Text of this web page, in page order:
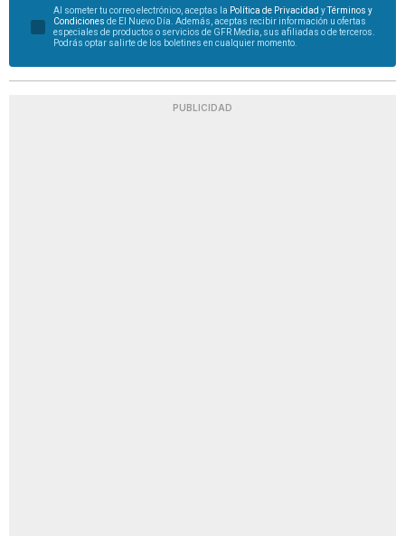
Al someter tu correo electrónico, aceptas la Política de Privacidad yTérminos y
Condiciones de El Nuevo Día. Además, aceptas recibir información u ofertas
especiales de productos o servicios de GFR Media, sus afiliadas o de terceros.
Podrás optar salirte de los boletines en cualquier momento.
PUBLICIDAD